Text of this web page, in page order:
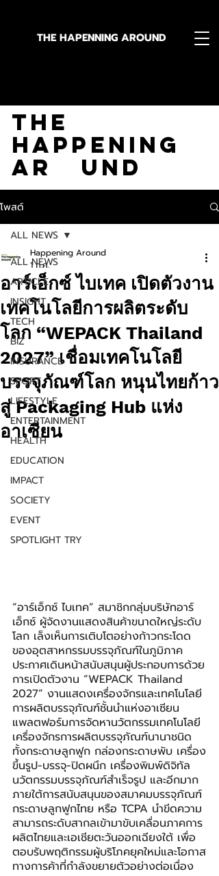
THE HAPENNING AROUND
The
Happening
Ar und
โพสต์
ALL NEWS
ARTICLE
INSIGHT
TECH
BIZ
INSURANCE
SPORT
LIFESTYLE
ENTERTAINMENT
HEALTH
EDUCATION
IMPACT
SOCIETY
EVENT
SPOTLIGHT TRY
ALL NEWS
อาร์เอ็กซ์ ไบเทค เปิดตัวงาน
เทคโนโลยีการผลิตระดับ
โลก “WEPACK Thailand
2027” เชื่อมเทคโนโลยี
บรรจุภัณฑ์โลก หนุนไทยก้าว
สู่ Packaging Hub แห่ง
อาเซียน
Happening Around
1 ก.ค.
“อาร์เอ็กซ์ ไบเทค” สมาชิกกลุ่มบริษัทอาร์
เอ็กซ์ ผู้จัดงานแสดงสินค้าขนาดใหญ่ระดับ
โลก เล็งเห็นการเติบโตอย่างก้าวกระโดด
ของอุตสาหกรรมบรรจุภัณฑ์ในภูมิภาค
ประกาศเดินหน้าสนับสนุนผู้ประกอบการด้วย
การเปิดตัวงาน “WEPACK Thailand
2027” งานแสดงเครื่องจักรและเทคโนโลยี
การผลิตบรรจุภัณฑ์ชั้นนำแห่งอาเซียน
แพลตฟอร์มการจัดหานวัตกรรมเทคโนโลยี
เครื่องจักรการผลิตบรรจุภัณฑ์นานาชนิด
ทั้งกระดาษลูกฟูก กล่องกระดาษพับ เครื่อง
ขึ้นรูป-บรรจุ-ปิดผนึก เครื่องพิมพ์ดิจิทัล
นวัตกรรมบรรจุภัณฑ์สำเร็จรูป และอีกมาก
ภายใต้การสนับสนุนของสมาคมบรรจุภัณฑ์
กระดาษลูกฟูกไทย หรือ TCPA นำขีดความ
สามารถระดับสากลเข้ามาขับเคลื่อนภาคการ
ผลิตไทยและเอเชียตะวันออกเฉียงใต้ เพื่อ
ตอบรับพฤติกรรมผู้บริโภคยุคใหม่และโอกาส
ทางการค้าที่กำลังขยายตัวอย่างต่อเนื่อง